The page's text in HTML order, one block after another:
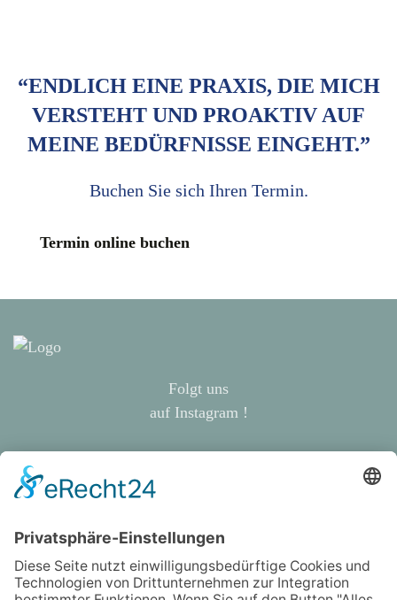
“ENDLICH EINE PRAXIS, DIE MICH
VERSTEHT UND PROAKTIV AUF
MEINE BEDÜRFNISSE EINGEHT.”
Buchen Sie sich Ihren Termin.
Termin online buchen
Folgt uns
auf Instagram !
Abraham-Lincoln-Straße 4
kontakt@zahnarztpraxis-weimar.de
03643 - 502247